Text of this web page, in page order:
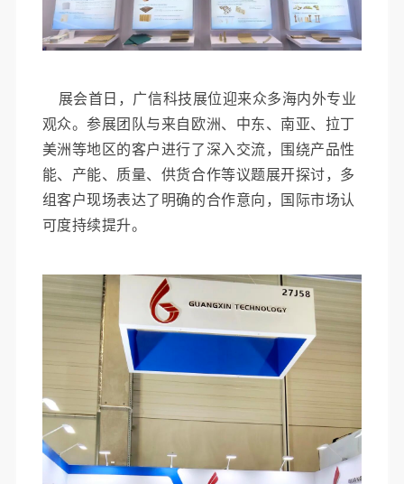
展会首日，广信科技展位迎来众多海内外专业
观众。参展团队与来自欧洲、中东、南亚、拉丁
美洲等地区的客户进行了深入交流，围绕产品性
能、产能、质量、供货合作等议题展开探讨，多
组客户现场表达了明确的合作意向，国际市场认
可度持续提升。